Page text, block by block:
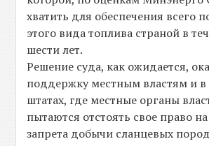
хватить для обеспечения всего
этого вида топлива страной в
шести лет.
Решение суда, как ожидается,
поддержку местным властям и в
штатах, где местные органы
пытаются отстоять свое право
запрета добычи сланцевых